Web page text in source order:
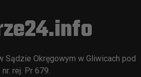
Sądzie Okręgowym w Gliwicach pod
nr. rej. Pr 679.